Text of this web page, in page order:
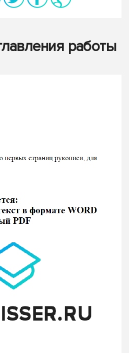
работы